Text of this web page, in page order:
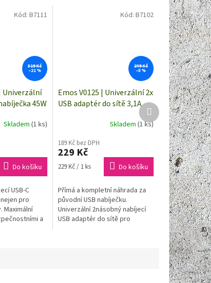
319 Kč
–21 %
Univerzální
45W
Skladem(1 ks)
Do košíku
USB-C
pro
Maximální
a
Kód:B7111
249 Kč
–8 %
Emos V0125 | Univerzální 2x
USB adaptér do sítě 3,1A
Skladem (1 ks)
189 Kč bez DPH
229 Kč
Měrná
229 Kč / 1 ks Do košíku
Přímá a kompletní náhrada za
původní USB nabíječku.
Univerzální 2násobný nabíjecí
USB adaptér do sítě pro
Kód: B7102
Další
produkt